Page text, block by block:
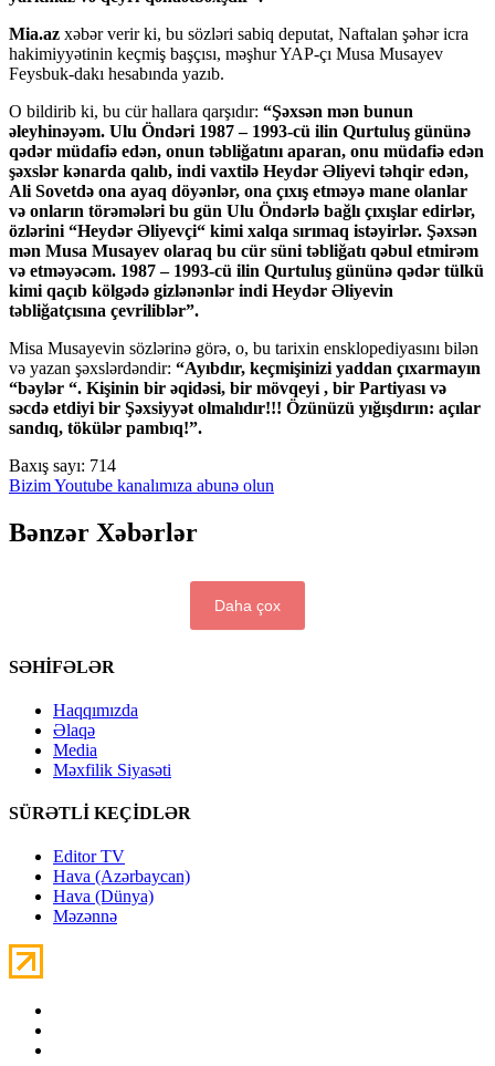
Mia.az xəbər verir ki, bu sözləri sabiq deputat, Naftalan şəhər icra
hakimiyyətinin keçmiş başçısı, məşhur YAP-çı Musa Musayev
Feysbuk-dakı hesabında yazıb.
O bildirib ki, bu cür hallara qarşıdır: “Şəxsən mən bunun
əleyhinəyəm. Ulu Öndəri 1987 – 1993-cü ilin Qurtuluş gününə
qədər müdafiə edən, onun təbliğatını aparan, onu müdafiə edən
şəxslər kənarda qalıb, indi vaxtilə Heydər Əliyevi təhqir edən,
Ali Sovetdə ona ayaq döyənlər, ona çıxış etməyə mane olanlar
və onların törəmələri bu gün Ulu Öndərlə bağlı çıxışlar edirlər,
özlərini “Heydər Əliyevçi“ kimi xalqa sırımaq istəyirlər. Şəxsən
mən Musa Musayev olaraq bu cür süni təbliğatı qəbul etmirəm
və etməyəcəm. 1987 – 1993-cü ilin Qurtuluş gününə qədər tülkü
kimi qaçıb kölgədə gizlənənlər indi Heydər Əliyevin
təbliğatçısına çevriliblər”.
Misa Musayevin sözlərinə görə, o, bu tarixin ensklopediyasını bilən
və yazan şəxslərdəndir: “Ayıbdır, keçmişinizi yaddan çıxarmayın
“bəylər “. Kişinin bir əqidəsi, bir mövqeyi , bir Partiyası və
səcdə etdiyi bir Şəxsiyyət olmalıdır!!! Özünüzü yığışdırın: açılar
sandıq, tökülər pambıq!”.
Baxış sayı: 714
Bizim Youtube kanalımıza abunə olun
Bənzər Xəbərlər
Daha çox
SƏHİFƏLƏR
Haqqımızda
Əlaqə
Media
Məxfilik Siyasəti
SÜRƏTLİ KEÇİDLƏR
Editor TV
Hava (Azərbaycan)
Hava (Dünya)
Məzənnə